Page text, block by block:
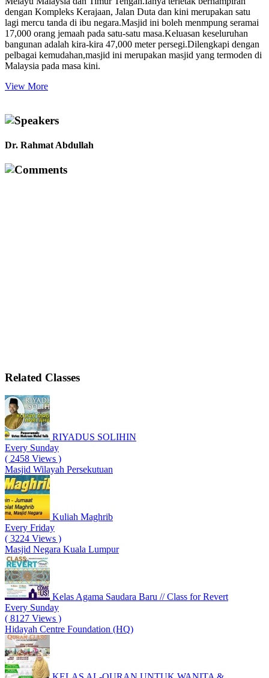
dengan Kompleks Kerajaan, Jalan Duta dan kini merupakan satu
lagi mercu tanda di ibu negara.Masjid ini boleh menmpung seramai
17,000 orang jemaah pada satu-satu masa.Keluasan keseluruhan
bangunan adalah kira-kira 47,000 meter persegi.Dilengkapi dengan
pelbagai kemudahan,masjid ini merupakan masjid yang termoden di
Malaysia pada masa kini.
View More
Speakers
Dr. Rahmat Abdullah
Comments
Related Classes
RIYADUS SOLIHIN
Every Sunday
( 2458 Views )
Masjid Wilayah Persekutuan
Kuliah Maghrib
Every Friday
( 3224 Views )
Masjid Negara Kuala Lumpur
Kelas Agama Saudara Baru // Class for Revert
Every Sunday
( 8127 Views )
Hidayah Centre Foundation (HQ)